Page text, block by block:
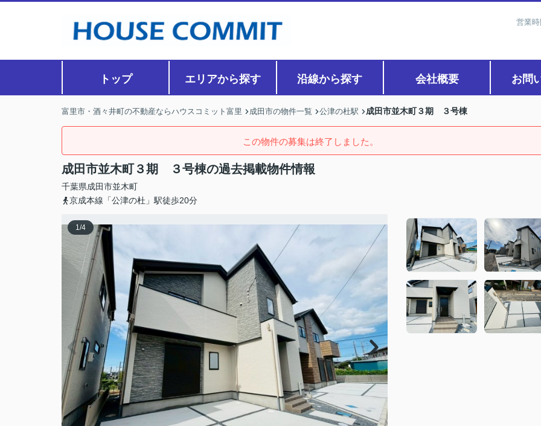
営業
トップ エリアから探す 沿線から探す 会社概要 お問
富里市・酒々井町の不動産ならハウスコミット富里 成田市の物件一覧 公津の杜駅 成田市並木町３期 ３号棟
この物件の募集は終了しました。
成田市並木町３期 ３号棟の過去掲載物件情報
千葉県成田市並木町
京成本線「公津の杜」駅徒歩20分
1/4